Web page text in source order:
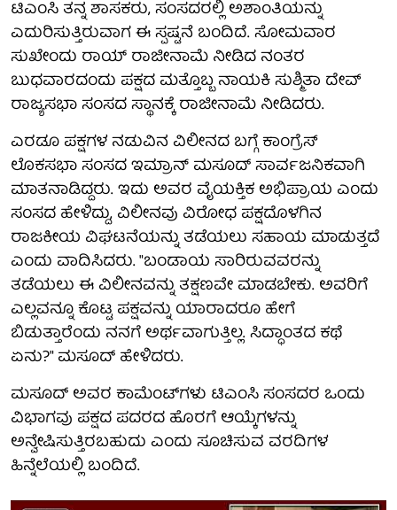
ಟಿಎಂಸಿ ತನ್ನ ಶಾಸಕರು, ಸಂಸದರಲ್ಲಿ ಅಶಾಂತಿಯನ್ನು
ಎದುರಿಸುತ್ತಿರುವಾಗ ಈ ಸ್ಪಷ್ಟನೆ ಬಂದಿದೆ. ಸೋಮವಾರ
ಸುಖೇಂದು ರಾಯ್ ರಾಜೀನಾಮೆ ನೀಡಿದ ನಂತರ
ಬುಧವಾರದಂದು ಪಕ್ಷದ ಮತ್ತೊಬ್ಬ ನಾಯಕಿ ಸುಶ್ಮಿತಾ ದೇವ್
ರಾಜ್ಯಸಭಾ ಸಂಸದ ಸ್ಥಾನಕ್ಕೆ ರಾಜೀನಾಮೆ ನೀಡಿದರು.
ಎರಡೂ ಪಕ್ಷಗಳ ನಡುವಿನ ವಿಲೀನದ ಬಗ್ಗೆ ಕಾಂಗ್ರೆಸ್
ಲೊಕಸಭಾ ಸಂಸದ ಇಮ್ರಾನ್ ಮಸೂದ್ ಸಾರ್ವಜನಿಕವಾಗಿ
ಮಾತನಾಡಿದ್ದರು. ಇದು ಅವರ ವೈಯಕ್ತಿಕ ಅಭಿಪ್ರಾಯ ಎಂದು
ಸಂಸದ ಹೇಳಿದ್ದು, ವಿಲೀನವು ವಿರೋಧ ಪಕ್ಷದೊಳಗಿನ
ರಾಜಕೀಯ ವಿಘಟನೆಯನ್ನು ತಡೆಯಲು ಸಹಾಯ ಮಾಡುತ್ತದೆ
ಎಂದು ವಾದಿಸಿದರು. "ಬಂಡಾಯ ಸಾರಿರುವವರನ್ನು
ತಡೆಯಲು ಈ ವಿಲೀನವನ್ನು ತಕ್ಷಣವೇ ಮಾಡಬೇಕು. ಅವರಿಗೆ
ಎಲ್ಲವನ್ನೂ ಕೊಟ್ಟ ಪಕ್ಷವನ್ನು ಯಾರಾದರೂ ಹೇಗೆ
ಬಿಡುತ್ತಾರೆಂದು ನನಗೆ ಅರ್ಥವಾಗುತ್ತಿಲ್ಲ. ಸಿದ್ಧಾಂತದ ಕಥೆ
ಏನು?" ಮಸೂದ್ ಹೇಳಿದರು.
ಮಸೂದ್ ಅವರ ಕಾಮೆಂಟ್‌ಗಳು ಟಿಎಂಸಿ ಸಂಸದರ ಒಂದು
ವಿಭಾಗವು ಪಕ್ಷದ ಪದರದ ಹೊರಗೆ ಆಯ್ಕೆಗಳನ್ನು
ಅನ್ವೇಷಿಸುತ್ತಿರಬಹುದು ಎಂದು ಸೂಚಿಸುವ ವರದಿಗಳ
ಹಿನ್ನೆಲೆಯಲ್ಲಿ ಬಂದಿದೆ.